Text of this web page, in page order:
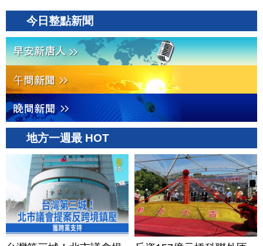
今日整點新聞
地方一週最 HOT